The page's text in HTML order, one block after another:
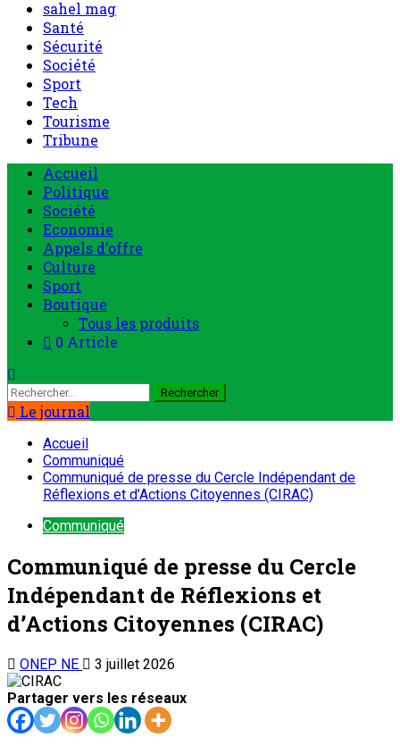
sahel mag
Santé
Sécurité
Société
Sport
Tech
Tourisme
Tribune
Accueil
Politique
Société
Economie
Appels d’offre
Culture
Sport
Boutique
Tous les produits
0 Article
Le journal
Accueil
Communiqué
Communiqué de presse du Cercle Indépendant de
Réflexions et d’Actions Citoyennes (CIRAC)
Communiqué
Communiqué de presse du Cercle
Indépendant de Réflexions et
d’Actions Citoyennes (CIRAC)
ONEP NE
3 juillet 2026
Partager vers les réseaux